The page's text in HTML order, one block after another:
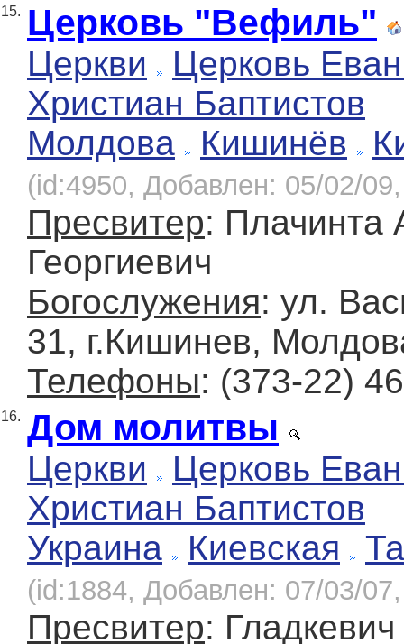
15. Церковь "Вефиль"
Церкви
Церковь
Христиан Баптистов
Молдова
Кишинёв
(id:4950, Добавлен: 05/02/
Пресвитер: Плачинта
Георгиевич
Богослужения: ул.
31, г.Кишинев,
Телефоны: (373-22)
16. Дом молитвы
Церкви
Церковь
Христиан Баптистов
Украина
Киевская
(id:1884, Добавлен: 07/03/
Пресвитер: